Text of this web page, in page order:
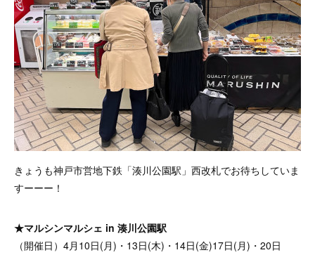
きょうも神戸市営地下鉄「湊川公園駅」西改札でお待ちしていま
すーーー！
★マルシンマルシェ in 湊川公園駅
（開催日）4月10日(月)・13日(木)・14日(金)17日(月)・20日